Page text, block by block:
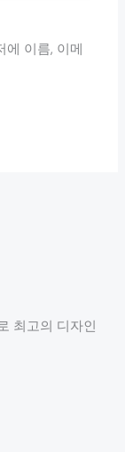
에 이름, 이메
최고의 디자인